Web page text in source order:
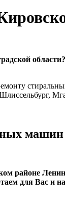
районе
для Вас и